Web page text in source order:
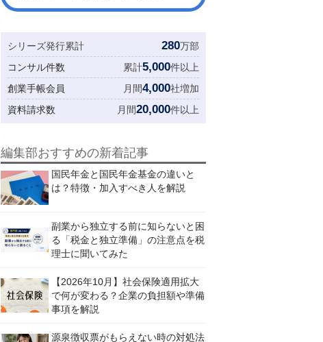
シリーズ発行累計 280万部
コンサル件数
累計5,000件以上
創業手帳会員
月間4,000社増加
資料請求数
月間20,000件以上
編集部おすすめの新着記事
国民年金と国民年金基金の違いと
は？特徴・加入すべき人を解説
副業から独立する前に知らないと困
る「税金と独立準備」の注意点を税
理士に聞いてみた
【2026年10月】社会保険適用拡大
で何が変わる？企業の負担額や準備
事項を解説
源泉徴収票がもらえない時の対処法